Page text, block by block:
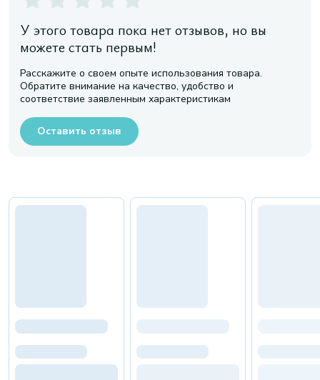
У этого товара пока нет отзывов, но вы
можете стать первым!
Расскажите о своем опыте использования товара.
Обратите внимание на качество, удобство и
соответствие заявленным характеристикам
Оставить отзыв